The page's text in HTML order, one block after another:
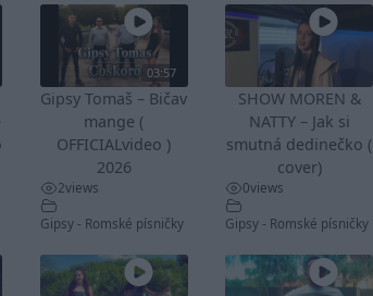
03:57
Gipsy Tomaš – Bičav
mange (
OFFICIALvideo )
2026
2views
Gipsy - Romské písničky
SHOW MOREN &
NATTY – Jak si
smutná dedinečko (
cover)
0views
Gipsy - Romské písničky